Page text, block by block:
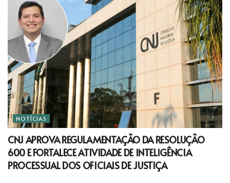
NOTÍCIAS
CNJ APROVA REGULAMENTAÇÃO DA RESOLUÇÃO
600 E FORTALECE ATIVIDADE DE INTELIGÊNCIA
PROCESSUAL DOS OFICIAIS DE JUSTIÇA